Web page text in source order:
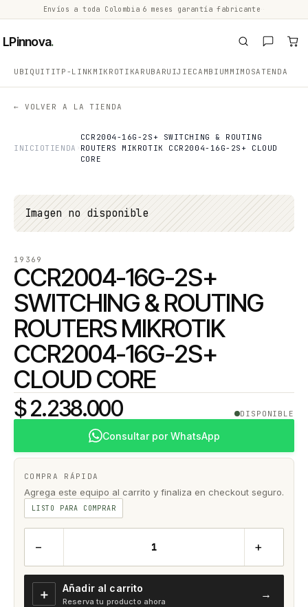
Envíos a toda Colombia 6 meses garantía fabricante
LPinnova.
UBIQUITITP-LINK MIKROTIKARUBA RUIJIECAMBIUM MIMOSATENDA
← VOLVER A LA TIENDA
INICIOTIENDA
CCR2004-16G-2S+ SWITCHING & ROUTING
ROUTERS MIKROTIK CCR2004-16G-2S+ CLOUD
CORE
Imagen no disponible
19369
CCR2004-16G-2S+
SWITCHING & ROUTING
ROUTERS MIKROTIK
CCR2004-16G-2S+
CLOUD CORE
$ 2.238.000 DISPONIBLE
Consultar por WhatsApp
COMPRA RÁPIDA
Agrega este equipo al carrito y finaliza en checkout seguro.
LISTO PARA COMPRAR
− +
＋ Añadir al carrito
Reserva tu producto ahora
→